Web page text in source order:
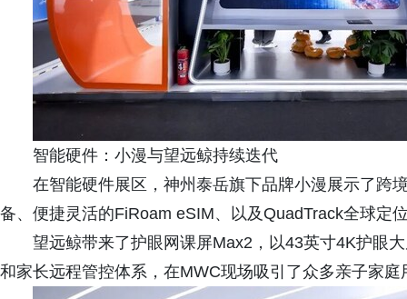
智能硬件：小漫与望远鲸持续迭代
在智能硬件展区，神州泰岳旗下品牌小漫展示了跨
备、便捷灵活的FiRoam eSIM、以及QuadTrack全球定
望远鲸带来了护眼网课屏Max2，以43英寸4K护眼
和家长远程管控体系，在MWC现场吸引了众多亲子家庭